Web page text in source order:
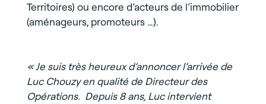
Territoires) ou encore d’acteurs de l’immobilier
(aménageurs, promoteurs …).
« Je suis très heureux d’annoncer l’arrivée de
Luc Chouzy en qualité de Directeur des
Opérations. Depuis 8 ans, Luc intervient